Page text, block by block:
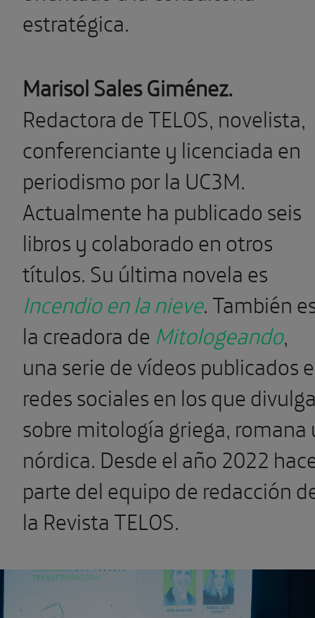
estratégica.
Marisol Sales Giménez.
Redactora de TELOS, novelista,
conferenciante y licenciada en
periodismo por la UC3M.
Actualmente ha publicado seis
libros y colaborado en otros
títulos. Su última novela es
Incendio en la nieve. También
la creadora de Mitologeando,
una serie de vídeos publicados
redes sociales en los que
sobre mitología griega, romana
nórdica. Desde el año 2022
parte del equipo de redacción
la Revista TELOS.